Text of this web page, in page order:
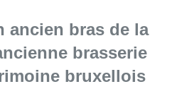
ancien bras de la
brasserie
bruxellois